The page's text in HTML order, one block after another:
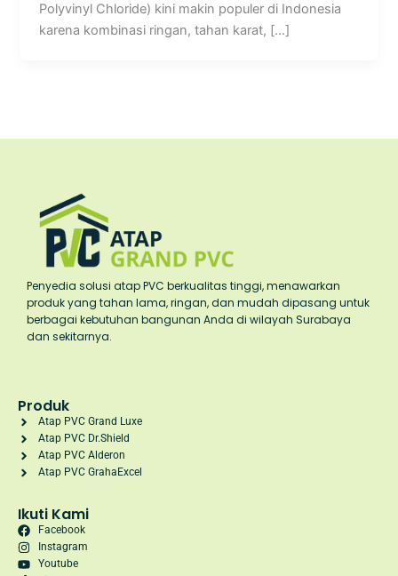
Polyvinyl Chloride) kini makin populer di Indonesia
karena kombinasi ringan, tahan karat, […]
Penyedia solusi atap PVC berkualitas tinggi, menawarkan
produk yang tahan lama, ringan, dan mudah dipasang untuk
berbagai kebutuhan bangunan Anda di wilayah Surabaya
dan sekitarnya.
Produk
Atap PVC Grand Luxe
Atap PVC Dr.Shield
Atap PVC Alderon
Atap PVC GrahaExcel
Ikuti Kami
Facebook
Instagram
Youtube